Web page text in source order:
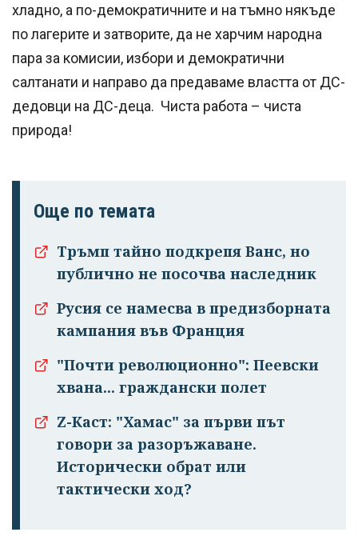
хладно, а по-демократичните и на тъмно някъде
по лагерите и затворите, да не харчим народна
пара за комисии, избори и демократични
салтанати и направо да предаваме властта от ДС-
дедовци на ДС-деца. Чиста работа – чиста
природа!
Още по темата
Тръмп тайно подкрепя Ванс, но
публично не посочва наследник
Русия се намесва в предизборната
кампания във Франция
"Почти революционно": Пеевски
хвана... граждански полет
Z-Каст: "Хамас" за първи път
говори за разоръжаване.
Исторически обрат или
тактически ход?